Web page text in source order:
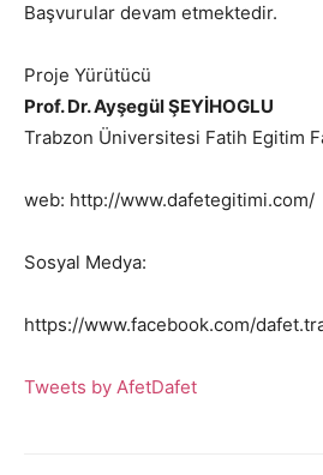
Başvurular devam etmektedir.
Proje Yürütücü
Prof. Dr. Ayşegül ŞEYİHOGLU
Trabzon Üniversitesi Fatih Egitim
web: http://www.dafetegitimi.com/
Sosyal Medya:
https://www.facebook.com/
Tweets by AfetDafet